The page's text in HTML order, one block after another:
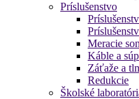
Príslušenstvo
Meracie
Káble a
Záťaže a
Redukcie
Školské